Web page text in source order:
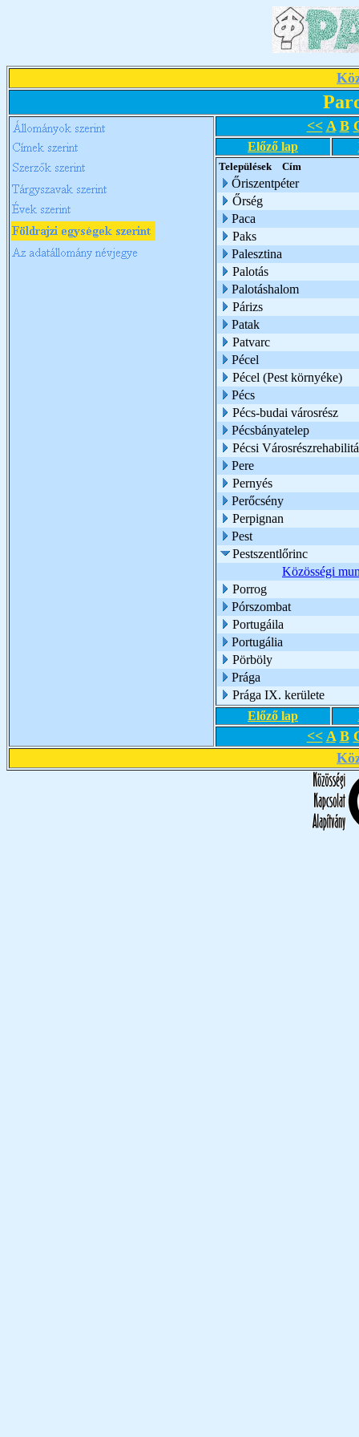
<< A B
Előző lap
Települések Cím
Őriszentpéter
Őrség
Paca
Paks
Palesztina
Palotás
Palotáshalom
Párizs
Patak
Patvarc
Pécel
Pécel (Pest környéke)
Pécs
Pécs-budai városrész
Pécsbányatelep
Pécsi
Pere
Pernyés
Perőcsény
Perpignan
Pest
Pestszentlőrinc
Közösségi
Porrog
Pórszombat
Portugáila
Portugália
Pörböly
Prága
Prága IX. kerülete
Előző lap
<< A B